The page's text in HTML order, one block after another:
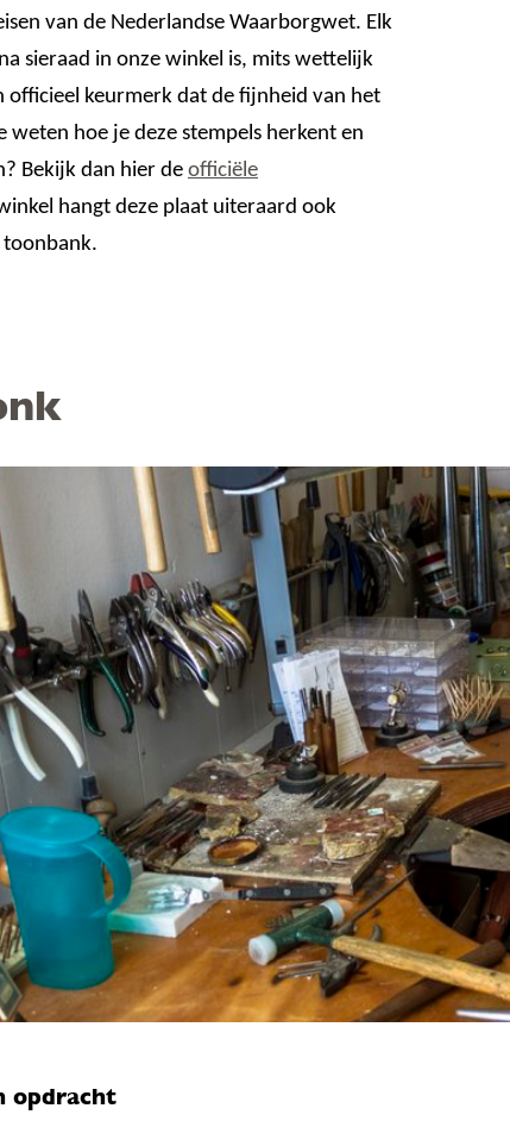
van de Nederlandse Waarborgwet. Elk
sieraad in onze winkel is, mits wettelijk
officieel keurmerk dat de fijnheid van het
weten hoe je deze stempels herkent en
Bekijk dan hier de officiële
hangt deze plaat uiteraard ook
opdracht